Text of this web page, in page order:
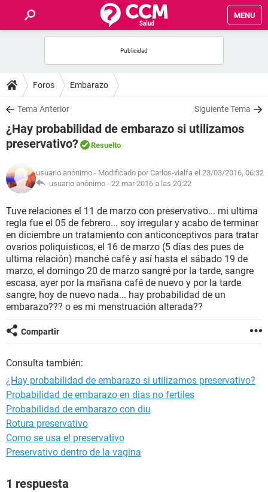
MENU
FOROS
SALUD
FAMILIA
NUTRICIÓN
SEXUALIDAD
GLOSARIO
Foros Embarazo
Tema Anterior Siguiente Tema
¿Hay probabilidad de embarazo si utilizamos
preservativo?
Resuelto
usuario anónimo - Modificado por Carlos-vialfa el 23/03/2016, 06:32
usuario anónimo - 22 mar 2016 a las 20:22
Tuve relaciones el 11 de marzo con preservativo... mi ultima
regla fue el 05 de febrero... soy irregular y acabo de terminar
en diciembre un tratamiento con anticonceptivos para tratar
ovarios poliquisticos, el 16 de marzo (5 días des pues de
ultima relación) manché café y así hasta el sábado 19 de
marzo, el domingo 20 de marzo sangré por la tarde, sangre
escasa, ayer por la mañana café de nuevo y por la tarde
sangre, hoy de nuevo nada... hay probabilidad de un
embarazo??? o es mi menstruación alterada??
Compartir
Consulta también:
¿Hay probabilidad de embarazo si utilizamos preservativo?
Probabilidad de embarazo en dias no fertiles
Probabilidad de embarazo con diu
Rotura preservativo
Como se usa el preservativo
Preservativo dentro de la vagina
1 respuesta